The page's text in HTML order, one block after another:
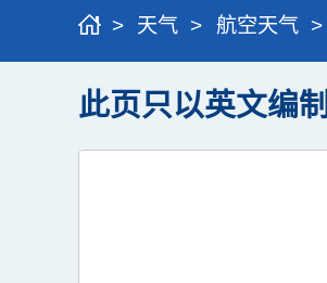
开
开
开
> 天气 > 航空天气 >
此页只以英文编制